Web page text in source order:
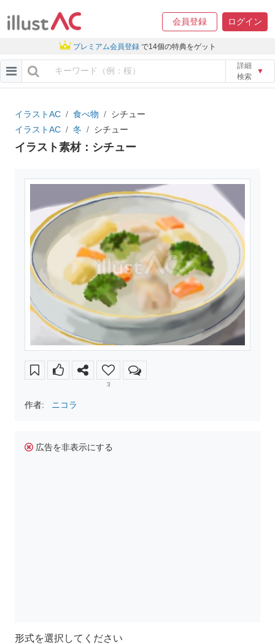
会員登録 ログイン
プレミアム会員登録 で14個の特典をゲット
詳細
検索
▼
イラストAC 食べ物
シチュー
イラストAC
冬 シチュー
イラスト素材：シチュー
3
作者: ニコラ
広告を非表示にする
形式を選択してください